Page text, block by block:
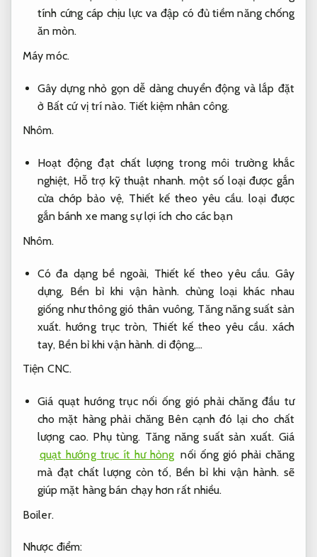
tính cứng cáp chịu lực va đập có đủ tiềm năng chống
ăn mòn.
Máy móc.
Gây dựng nhỏ gọn dễ dàng chuyển động và lắp đặt
ở Bất cứ vị trí nào. Tiết kiệm nhân công.
Nhôm.
Hoạt động đạt chất lượng trong môi trường khắc
nghiệt, Hỗ trợ kỹ thuật nhanh. một số loại được gắn
cửa chớp bảo vệ, Thiết kế theo yêu cầu. loại được
gắn bánh xe mang sự lợi ích cho các bạn
Nhôm.
Có đa dạng bề ngoài, Thiết kế theo yêu cầu. Gây
dựng, Bền bỉ khi vận hành. chủng loại khác nhau
giống như thông gió thân vuông, Tăng năng suất sản
xuất. hướng trục tròn, Thiết kế theo yêu cầu. xách
tay, Bền bỉ khi vận hành. di động,…
Tiện CNC.
Giá quạt hướng trục nối ống gió phải chăng đầu tư
cho mặt hàng phải chăng Bên cạnh đó lại cho chất
lượng cao. Phụ tùng. Tăng năng suất sản xuất. Giá
quạt hướng trục ít hư hỏng nối ống gió phải chăng
mà đạt chất lượng còn tố, Bền bỉ khi vận hành. sẽ
giúp mặt hàng bán chạy hơn rất nhiều.
Boiler.
Nhược điểm: